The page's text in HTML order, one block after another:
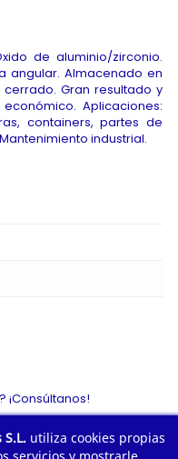
de aluminio/zirconio.
angular. Almacenado en
Gran resultado y
Aplicaciones:
containers, partes de
industrial.
utiliza cookies propias